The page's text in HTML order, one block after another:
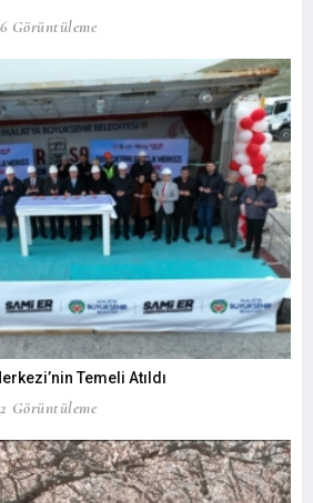
Görüntüleme
Temeli Atıldı
Görüntüleme